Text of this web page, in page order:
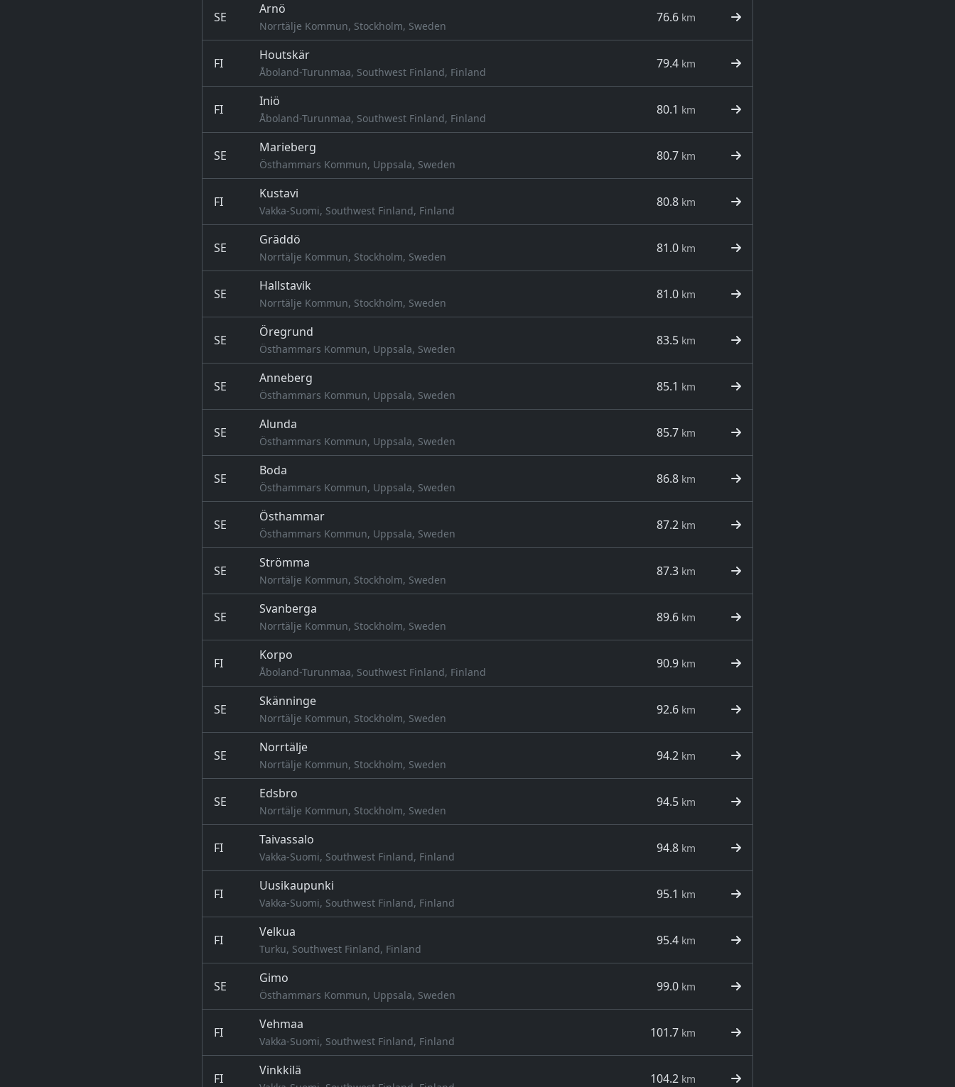
SE
Arnö
Norrtälje Kommun, Stockholm, Sweden
76.6 km
FI
Houtskär
Åboland-Turunmaa, Southwest Finland, Finland
79.4 km
FI
Iniö
Åboland-Turunmaa, Southwest Finland, Finland
80.1 km
SE
Marieberg
Östhammars Kommun, Uppsala, Sweden
80.7 km
FI
Kustavi
Vakka-Suomi, Southwest Finland, Finland
80.8 km
SE
Gräddö
Norrtälje Kommun, Stockholm, Sweden
81.0 km
SE
Hallstavik
Norrtälje Kommun, Stockholm, Sweden
81.0 km
SE
Öregrund
Östhammars Kommun, Uppsala, Sweden
83.5 km
SE
Anneberg
Östhammars Kommun, Uppsala, Sweden
85.1 km
SE
Alunda
Östhammars Kommun, Uppsala, Sweden
85.7 km
SE
Boda
Östhammars Kommun, Uppsala, Sweden
86.8 km
SE
Östhammar
Östhammars Kommun, Uppsala, Sweden
87.2 km
SE
Strömma
Norrtälje Kommun, Stockholm, Sweden
87.3 km
SE
Svanberga
Norrtälje Kommun, Stockholm, Sweden
89.6 km
FI
Korpo
Åboland-Turunmaa, Southwest Finland, Finland
90.9 km
SE
Skänninge
Norrtälje Kommun, Stockholm, Sweden
92.6 km
SE
Norrtälje
Norrtälje Kommun, Stockholm, Sweden
94.2 km
SE
Edsbro
Norrtälje Kommun, Stockholm, Sweden
94.5 km
FI
Taivassalo
Vakka-Suomi, Southwest Finland, Finland
94.8 km
FI
Uusikaupunki
Vakka-Suomi, Southwest Finland, Finland
95.1 km
FI
Velkua
Turku, Southwest Finland, Finland
95.4 km
SE
Gimo
Östhammars Kommun, Uppsala, Sweden
99.0 km
FI
Vehmaa
Vakka-Suomi, Southwest Finland, Finland
101.7 km
FI
Vinkkilä
104.2 km